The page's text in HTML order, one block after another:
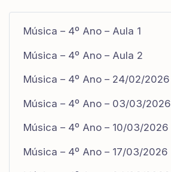
Música – 4º Ano – Aula 1
Música – 4º Ano – Aula 2
Música – 4º Ano – 24/02/2026
Música – 4º Ano – 03/03/2026
Música – 4º Ano – 10/03/2026
Música – 4º Ano – 17/03/2026